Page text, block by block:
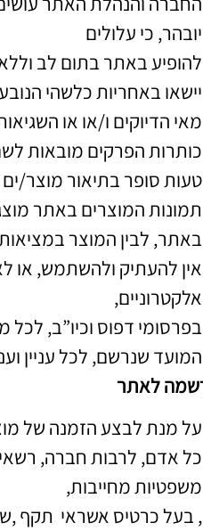
יובהר, כי עלולים
להופיע באתר בתום לב
יישאו באחריות כלשהי
מאי הדיוקים ו/או או
כותרות הפרקים מובאות
טעות סופר בתיאור מוצר/
תמונות המוצרים באתר
באתר, לבין המוצר
אין להעתיק ולהשתמש,
אלקטרוניים,
בפרסומי דפוס וכיו”ב,
המועד שנרשם, לכל עניין
על מנת לבצע הזמנה של
כל אדם, לרבות חברה,
משפטיות מחייבות,
, בעל כרטיס אשראי תקף